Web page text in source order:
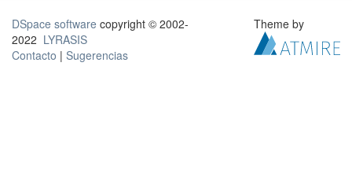
DSpace software copyright © 2002-
2022 LYRASIS
Contacto | Sugerencias
Theme by